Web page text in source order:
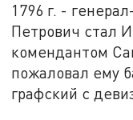
1796 г. -
Петрович стал
комендантом
пожаловал ему
графский с